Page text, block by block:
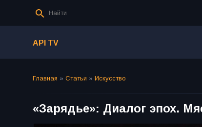
API TV
Главная » Статьи » Искусство
«Зарядье»: Диалог эпох.